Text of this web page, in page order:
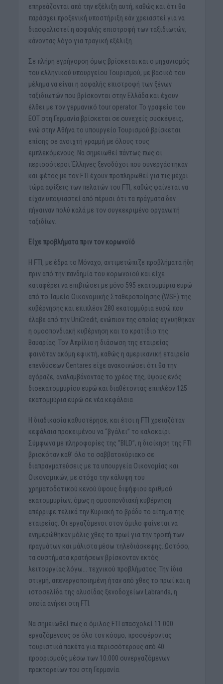
επηρεάζονται από την εξέλιξη αυτή, καθώς και ότι θα
παράσχει προξενική υποστήριξη εάν χρειαστεί για να
διασφαλιστεί η ασφαλής επιστροφή των ταξιδιωτών,
κάνοντας λόγο για τραγική εξέλιξη.
Σε πλήρη εγρήγορση όμως βρίσκεται και ο μηχανισμός
του ελληνικού υπουργείου Τουρισμού, με βασικό του
μέλημα να είναι η ασφαλής επιστροφή των ξένων
ταξιδιωτών που βρίσκονται στην Ελλάδα και έχουν
έλθει με τον γερμανικό tour operator. Το γραφείο του
ΕΟΤ στη Γερμανία βρίσκεται σε συνεχείς συσκέψεις,
ενώ στην Αθήνα το υπουργείο Τουρισμού βρίσκεται
επίσης σε ανοιχτή γραμμή με όλους τους
εμπλεκόμενους. Να σημειωθεί πάντως πως οι
περισσότεροι Έλληνες ξενοδόχοι που συνεργάστηκαν
και φέτος με τον FTI έχουν προπληρωθεί για τις μέχρι
τώρα αφίξεις των πελατών του FTI, καθώς φαίνεται να
είχαν υποψιαστεί από πέρυσι ότι τα πράγματα δεν
πήγαιναν πολύ καλά με τον συγκεκριμένο οργανωτή
ταξιδίων.
Είχε προβλήματα πριν τον κορωνοϊό
H FTI, με έδρα το Μόναχο, αντιμετώπιζε προβλήματα ήδη
πριν από την πανδημία του κορωνοϊού και είχε
καταφέρει να επιβιώσει με μόνο 595 εκατομμύρια ευρώ
από το Ταμείο Οικονομικής Σταθεροποίησης (WSF) της
κυβέρνησης και επιπλέον 280 εκατομμύρια ευρώ που
έλαβε από την UniCredit, ενώπιον της οποίας εγγυήθηκαν
η ομοσπονδιακή κυβέρνηση και το κρατίδιο της
Βαυαρίας. Τον Απρίλιο η διάσωση της εταιρείας
φαινόταν ακόμη εφικτή, καθώς η αμερικανική εταιρεία
επενδύσεων Centares είχε ανακοινώσει ότι θα την
αγόραζε, αναλαμβάνοντας το χρέος της, ύψους ενός
δισεκατομμυρίου ευρώ και διαθέτοντας επιπλέον 125
εκατομμύρια ευρώ σε νέα κεφάλαια.
Η διαδικασία καθυστέρησε, και έτσι η FTI χρειαζόταν
κεφάλαια προκειμένου να “βγάλει” το καλοκαίρι.
Σύμφωνα με πληροφορίες της “BILD”, η διοίκηση της FTI
βρισκόταν καθ’ όλο το σαββατοκύριακο σε
διαπραγματεύσεις με τα υπουργεία Οικονομίας και
Οικονομικών, με στόχο την κάλυψη του
χρηματοδοτικού κενού ύψους διψήφιου αριθμού
εκατομμυρίων, όμως η ομοσπονδιακή κυβέρνηση
απέρριψε τελικά την Κυριακή το βράδυ το αίτημα της
εταιρείας. Οι εργαζόμενοι στον όμιλο φαίνεται να
ενημερώθηκαν μόλις χθες το πρωί για την τροπή των
πραγμάτων και μάλιστα μέσω τηλεδιάσκεψης. Ωστόσο,
τα συστήματα κρατήσεων βρίσκονταν εκτός
λειτουργίας λόγω… τεχνικού προβλήματος. Την ίδια
στιγμή, απενεργοποιημένη ήταν από χθες το πρωί και η
ιστοσελίδα της αλυσίδας ξενοδοχείων Labranda, η
οποία ανήκει στη FTI.
Να σημειωθεί πως ο όμιλος FTI απασχολεί 11.000
εργαζόμενους σε όλο τον κόσμο, προσφέροντας
τουριστικά πακέτα για περισσότερους από 40
προορισμούς μέσω των 10.000 συνεργαζόμενων
πρακτορείων του στη Γερμανία.